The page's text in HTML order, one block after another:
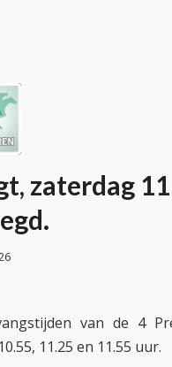
zaterdag
van de 4
11.25 en 11.55 uur.